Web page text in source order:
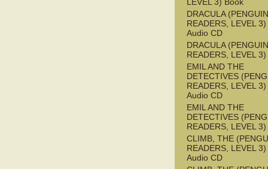
DRACULA (PENGUIN
READERS, LEVEL
Audio CD
DRACULA (PENGUIN
READERS, LEVEL
EMIL AND THE
DETECTIVES
READERS, LEVEL
Audio CD
EMIL AND THE
DETECTIVES
READERS, LEVEL
CLIMB, THE
READERS, LEVEL
Audio CD